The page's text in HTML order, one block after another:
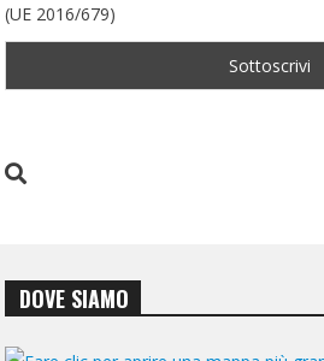
(UE 2016/679)
DOVE SIAMO